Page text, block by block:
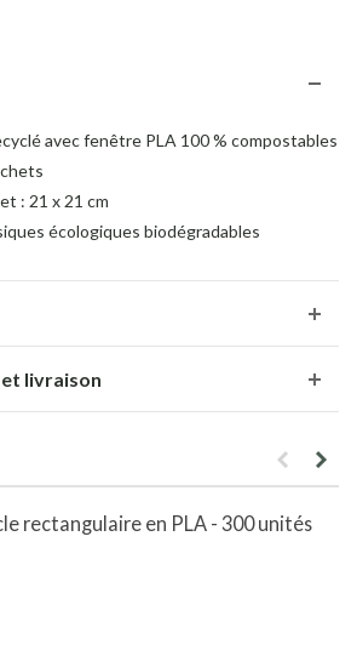
avec fenêtre PLA 100 % compostables
: 21 x 21 cm
écologiques biodégradables
livraison
rectangulaire en PLA - 300 unités